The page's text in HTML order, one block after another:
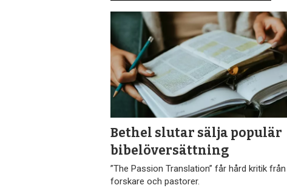
Bethel slutar sälja populär
bibel­översättning
”The Passion Translation” får hård kritik från
forskare och pastorer.